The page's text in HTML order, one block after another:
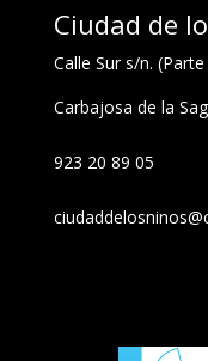
Ciudad de
Calle Sur s/n.
Carbajosa de la
923 20 89 05